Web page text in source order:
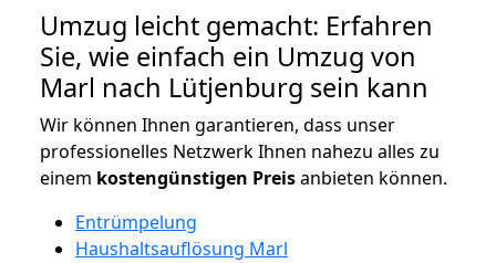
Umzug leicht gemacht: Erfahren
Sie, wie einfach ein Umzug von
Marl nach Lütjenburg sein kann
Wir können Ihnen garantieren, dass unser
professionelles Netzwerk Ihnen nahezu alles zu
einem kostengünstigen Preisanbieten können.
Entrümpelung
Haushaltsauflösung Marl